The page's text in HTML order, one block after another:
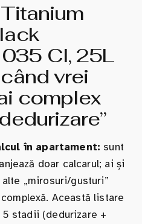
CI, 25L
vrei
complex
în apartament: sunt
doar calcarul; ai și
„mirosuri/gusturi”
Această listare
stadii (dedurizare +